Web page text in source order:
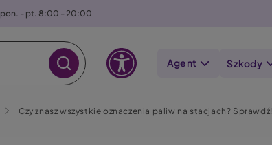
pon. - pt. 8:00 - 20:00
Agent Szkody
Czy znasz wszystkie oznaczenia paliw na stacjach? Sprawdź!